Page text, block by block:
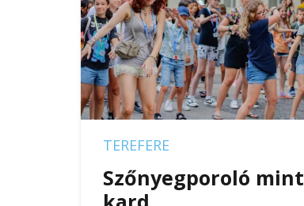
TEREFERE
Szőnyegporoló mint